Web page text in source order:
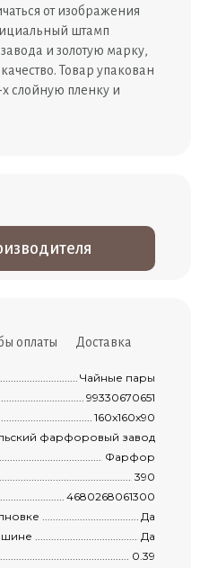
от изображения
штамп
и золотую марку,
Товар упакован
слойную пленку и
оплаты Доставка
Чайные пары
99330670651
160x160x90
фарфоровый завод
Фарфор
390
4680268061300
Да
Да
0.39